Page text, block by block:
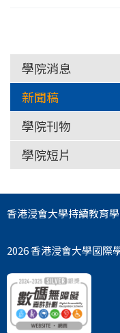
學院消息
新聞稿
學院刊物
學院短片
香港浸會大學持續教育
2026 香港浸會大學國際